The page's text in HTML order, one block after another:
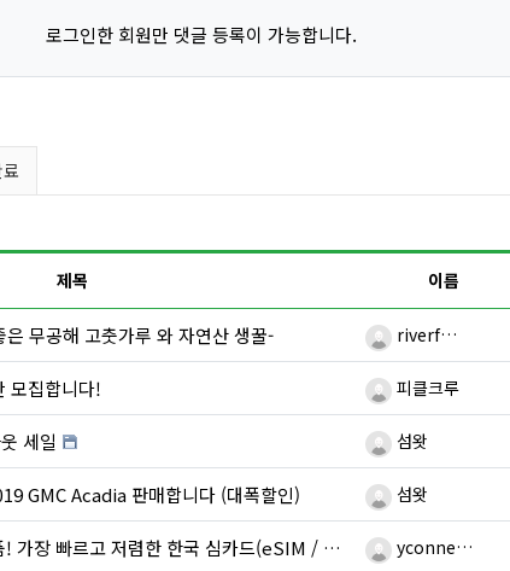
로그인한 회원만 댓글 등록이 가능합니다.
제목 이름
은 무공해 고춧가루 와 자연산 생꿀- 등록자riverf…
모집합니다! 등록자피클크루
세일 등록자섬왓
GMC Acadia 판매합니다 (대폭할인) 등록자섬왓
장 빠르고 저렴한 한국 심카드(eSIM / USIM) 등록자yconne…